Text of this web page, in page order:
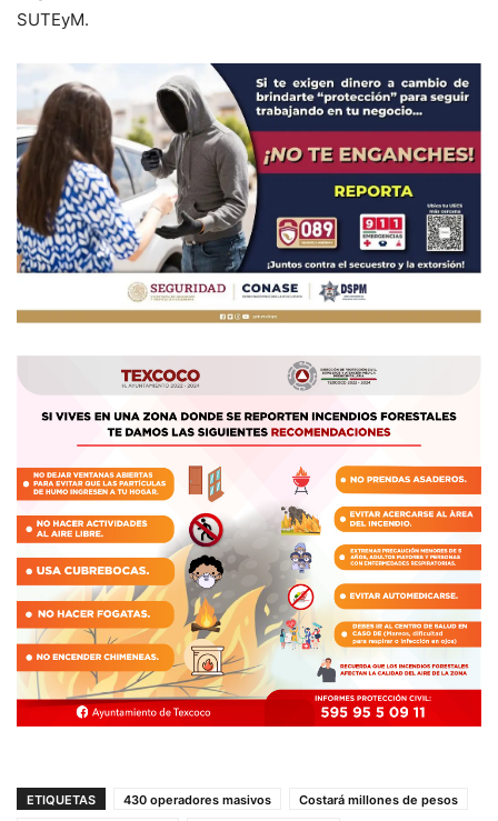
SUTEyM.
ETIQUETAS 430 operadores masivos
Costará millones de pesos